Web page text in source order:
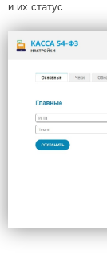
и их статус.